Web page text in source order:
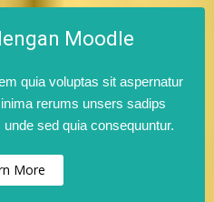
Moodle
quia voluptas sit aspernatur
rerums unsers sadips
sed quia consequuntur.
More